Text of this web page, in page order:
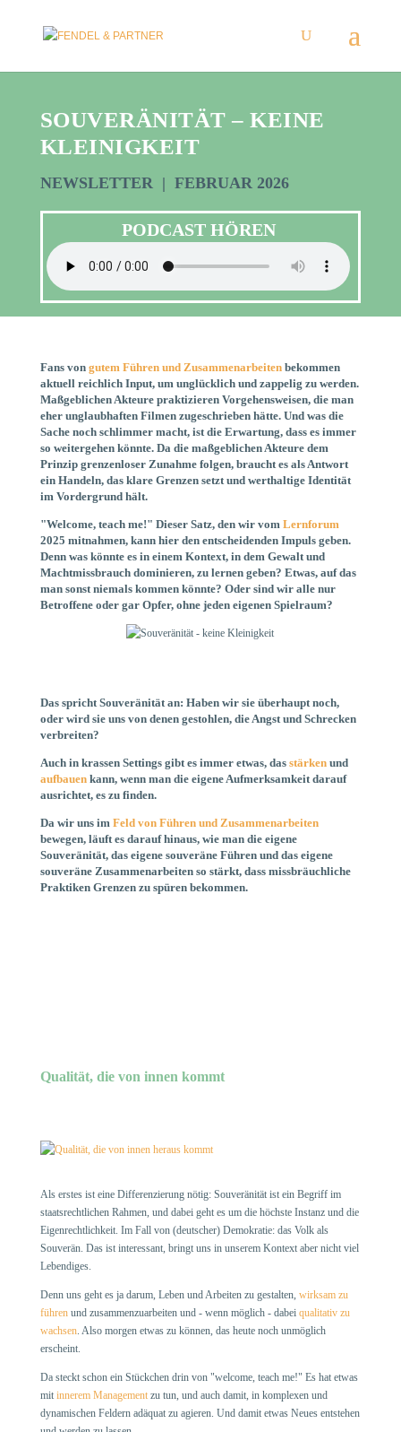
SOUVERÄNITÄT – KEINE
KLEINIGKEIT
NEWSLETTER | FEBRUAR 2026
PODCAST HÖREN
Fans vongutem Führen und Zusammenarbeitenbekommen
aktuell reichlich Input, um unglücklich und zappelig zu werden.
Maßgeblichen Akteure praktizieren Vorgehensweisen, die man
eher unglaubhaften Filmen zugeschrieben hätte. Und was die
Sache noch schlimmer macht, ist die Erwartung, dass es immer
so weitergehen könnte. Da die maßgeblichen Akteure dem
Prinzip grenzenloser Zunahme folgen, braucht es als Antwort
ein Handeln, das klare Grenzen setzt und werthaltige Identität
im Vordergrund hält.
"Welcome, teach me!" Dieser Satz, den wir vom Lernforum
2025 mitnahmen, kann hier den entscheidenden Impuls geben.
Denn was könnte es in einem Kontext, in dem Gewalt und
Machtmissbrauch dominieren, zu lernen geben? Etwas, auf das
man sonst niemals kommen könnte? Oder sind wir alle nur
Betroffene oder gar Opfer, ohne jeden eigenen Spielraum?
Das spricht Souveränität an: Haben wir sie überhaupt noch,
oder wird sie uns von denen gestohlen, die Angst und Schrecken
verbreiten?
Auch in krassen Settings gibt es immer etwas, das stärkenund
aufbauenkann, wenn man die eigene Aufmerksamkeit darauf
ausrichtet, es zu finden.
Da wir uns im Feld von Führen und Zusammenarbeiten
bewegen, läuft es darauf hinaus, wie man die eigene
Souveränität, das eigene souveräne Führen und das eigene
souveräne Zusammenarbeiten so stärkt, dass missbräuchliche
Praktiken Grenzen zu spüren bekommen.
Qualität, die von innen kommt
Als erstes ist eine Differenzierung nötig: Souveränität ist ein Begriff im
staatsrechtlichen Rahmen, und dabei geht es um die höchste Instanz und die
Eigenrechtlichkeit. Im Fall von (deutscher) Demokratie: das Volk als
Souverän. Das ist interessant, bringt uns in unserem Kontext aber nicht viel
Lebendiges.
Denn uns geht es ja darum, Leben und Arbeiten zu gestalten, wirksam zu
führenund zusammenzuarbeiten und - wenn möglich - dabei qualitativ zu
wachsen. Also morgen etwas zu können, das heute noch unmöglich
erscheint.
Da steckt schon ein Stückchen drin von "welcome, teach me!" Es hat etwas
mit innerem Managementzu tun, und auch damit, in komplexen und
dynamischen Feldern adäquat zu agieren. Und damit etwas Neues entstehen